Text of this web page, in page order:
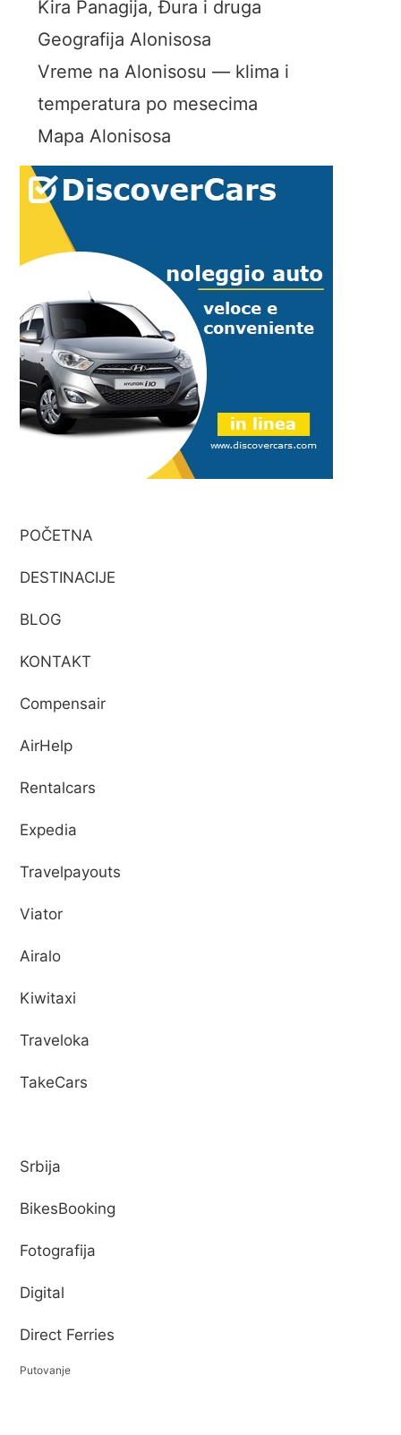
Kira Panagija, Đura i druga
Geografija Alonisosa
Vreme na Alonisosu — klima i
temperatura po mesecima
Mapa Alonisosa
POČETNA
DESTINACIJE
BLOG
KONTAKT
Compensair
AirHelp
Rentalcars
Expedia
Travelpayouts
Viator
Airalo
Kiwitaxi
Traveloka
TakeCars
Srbija
BikesBooking
Fotografija
Digital
Direct Ferries
Putovanje